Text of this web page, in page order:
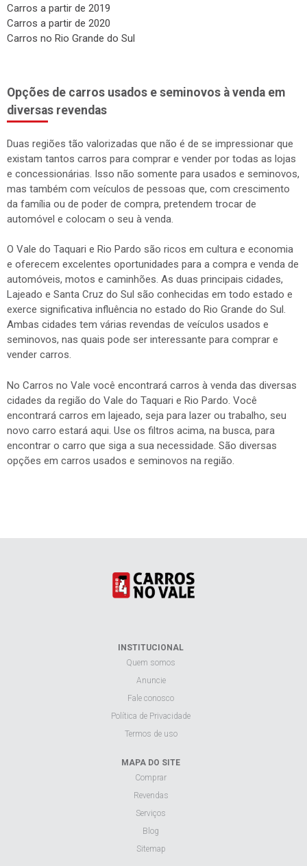
Carros a partir de 2019
Carros a partir de 2020
Carros no Rio Grande do Sul
Opções de carros usados e seminovos à venda em
diversas revendas
Duas regiões tão valorizadas que não é de se impressionar que
existam tantos carros para comprar e vender por todas as lojas
e concessionárias. Isso não somente para usados e seminovos,
mas também com veículos de pessoas que, com crescimento
da família ou de poder de compra, pretendem trocar de
automóvel e colocam o seu à venda.
O Vale do Taquari e Rio Pardo são ricos em cultura e economia
e oferecem excelentes oportunidades para a compra e venda de
automóveis, motos e caminhões. As duas principais cidades,
Lajeado e Santa Cruz do Sul são conhecidas em todo estado e
exerce significativa influência no estado do Rio Grande do Sul.
Ambas cidades tem várias revendas de veículos usados e
seminovos, nas quais pode ser interessante para comprar e
vender carros.
No Carros no Vale você encontrará carros à venda das diversas
cidades da região do Vale do Taquari e Rio Pardo. Você
encontrará carros em lajeado, seja para lazer ou trabalho, seu
novo carro estará aqui. Use os filtros acima, na busca, para
encontrar o carro que siga a sua necessidade. São diversas
opções em carros usados e seminovos na região.
INSTITUCIONAL
Quem somos
Anuncie
Fale conosco
Política de Privacidade
Termos de uso
MAPA DO SITE
Comprar
Revendas
Serviços
Blog
Sitemap